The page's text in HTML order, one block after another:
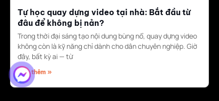
Tự học quay dựng video tại nhà: Bắt đầu từ
đâu để không bị nản?
Trong thời đại sáng tạo nội dung bùng nổ, quay dựng video
không còn là kỹ năng chỉ dành cho dân chuyên nghiệp. Giờ
đây, bất kỳ ai — từ
Đọc thêm »